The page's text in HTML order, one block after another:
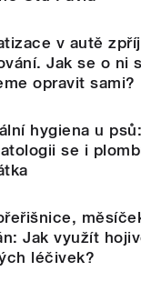
v autě
Jak se o ni
opravit sami?
hygiena u
se i
Jak využít
léčivek?